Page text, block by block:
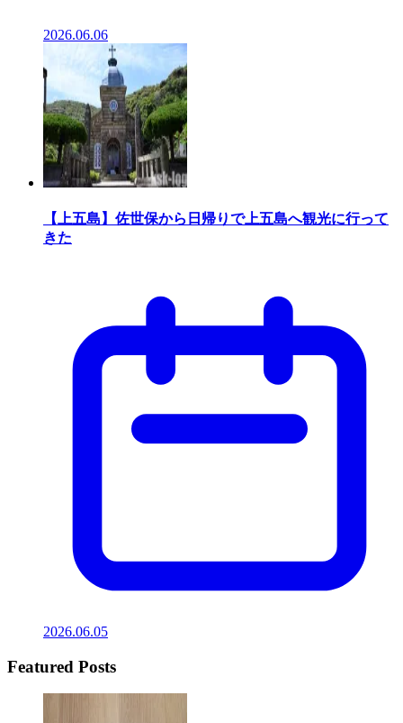
2026.06.06
【上五島】佐世保から日帰りで上五島へ観光に行って
きた
2026.06.05
Featured Posts